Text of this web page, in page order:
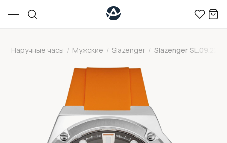
Наручные часы / Мужские / Slazenger / Slazenger